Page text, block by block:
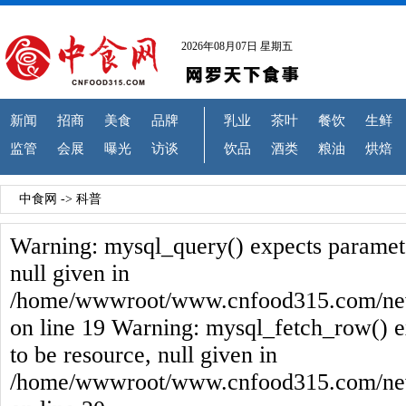
2026年08月07日 星期五
新闻 招商 美食
品牌
监管
会展 曝光 访谈
乳业 茶叶 餐饮
生鲜
饮品
酒类 粮油 烘焙
中食网 -> 科普
Warning: mysql_query() expects
null given in
/home/wwwroot/www.cnfood315.com/
on line 19 Warning: mysql_fetch_row()
to be resource, null given in
/home/wwwroot/www.cnfood315.com/